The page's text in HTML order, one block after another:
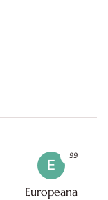
E
Europeana
99